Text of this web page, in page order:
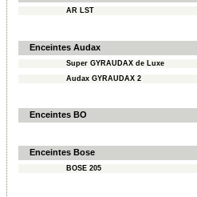
AR LST
Enceintes Audax
Super GYRAUDAX de Luxe
Audax GYRAUDAX 2
Enceintes BO
Enceintes Bose
BOSE 205